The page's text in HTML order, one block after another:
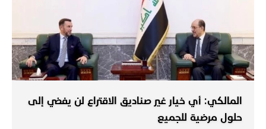
المالكي: أي خيار غير صناديق الاقتراع لن يفضي إلى
حلول مرضية للجميع